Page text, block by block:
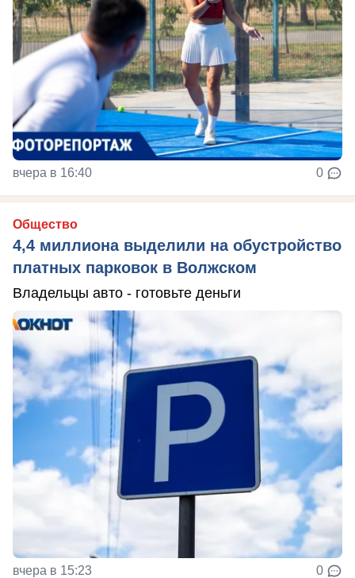
вчера в 16:40 0
Общество
4,4 миллиона выделили на обустройство
платных парковок в Волжском
Владельцы авто - готовьте деньги
вчера в 15:23 0